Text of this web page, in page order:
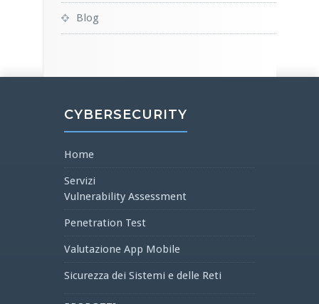
Blog
CYBERSECURITY
Home
Servizi
Vulnerability Assessment
Penetration Test
Valutazione App Mobile
Sicurezza dei Sistemi e delle Reti